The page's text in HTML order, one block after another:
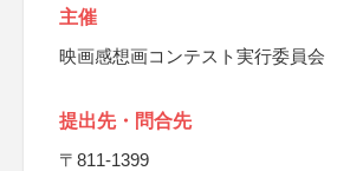
主催
映画感想画コンテスト実行委員会
提出先・問合先
〒811-1399